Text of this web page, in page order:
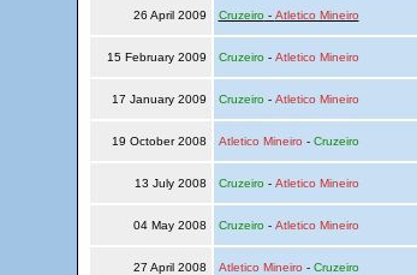
26 April 2009 Cruzeiro- Atletico Mineiro
15 February 2009 Cruzeiro- Atletico Mineiro
17 January 2009 Cruzeiro- Atletico Mineiro
19 October 2008 Atletico Mineiro - Cruzeiro
13 July 2008 Cruzeiro- Atletico Mineiro
04 May 2008 Cruzeiro- Atletico Mineiro
27 April 2008 Atletico Mineiro - Cruzeiro